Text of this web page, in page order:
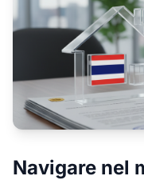
Navigare nel